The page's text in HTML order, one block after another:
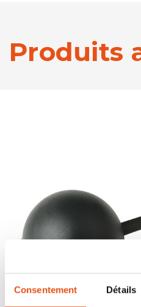
Consentement Détails
Produits